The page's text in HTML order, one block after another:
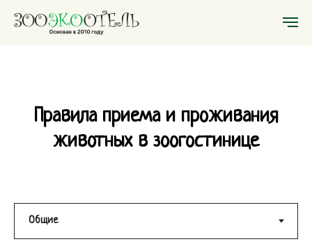
Правила приема и проживания
животных в зоогостинице